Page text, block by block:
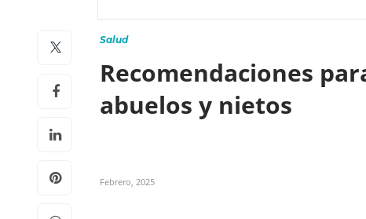
Salud
Recomendaciones
abuelos y nietos
Febrero, 2025